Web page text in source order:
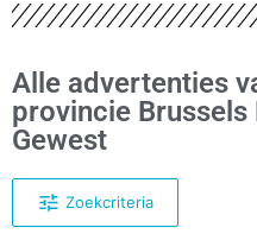
Alle advertenties
provincie
Gewest
Zoekcriteria